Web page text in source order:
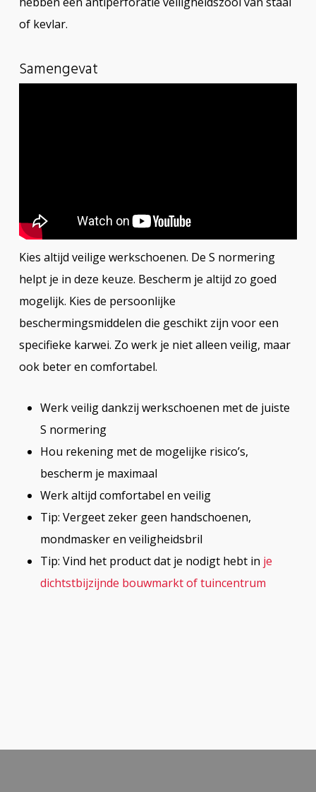
of kevlar.
Samengevat
Kies altijd veilige werkschoenen. De S normering
helpt je in deze keuze. Bescherm je altijd zo goed
mogelijk. Kies de persoonlijke
beschermingsmiddelen die geschikt zijn voor een
specifieke karwei. Zo werk je niet alleen veilig, maar
ook beter en comfortabel.
Werk veilig dankzij werkschoenen met de juiste
S normering
Hou rekening met de mogelijke risico’s,
bescherm je maximaal
Werk altijd comfortabel en veilig
Tip: Vergeet zeker geen handschoenen,
mondmasker en veiligheidsbril
Tip: Vind het product dat je nodigt hebt in je
dichtstbijzijnde bouwmarkt of tuincentrum